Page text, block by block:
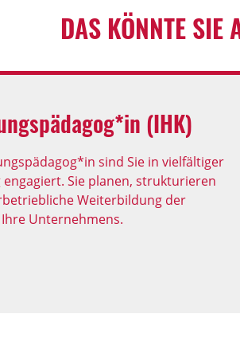
DAS KÖNNTE SIE
(IHK)
sind Sie in vielfältiger
Sie planen, strukturieren
Weiterbildung der
Unternehmens.